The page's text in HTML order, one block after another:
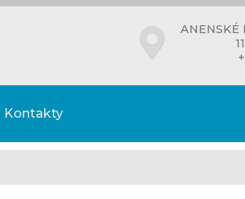
ANENSKÉ
Kontakty